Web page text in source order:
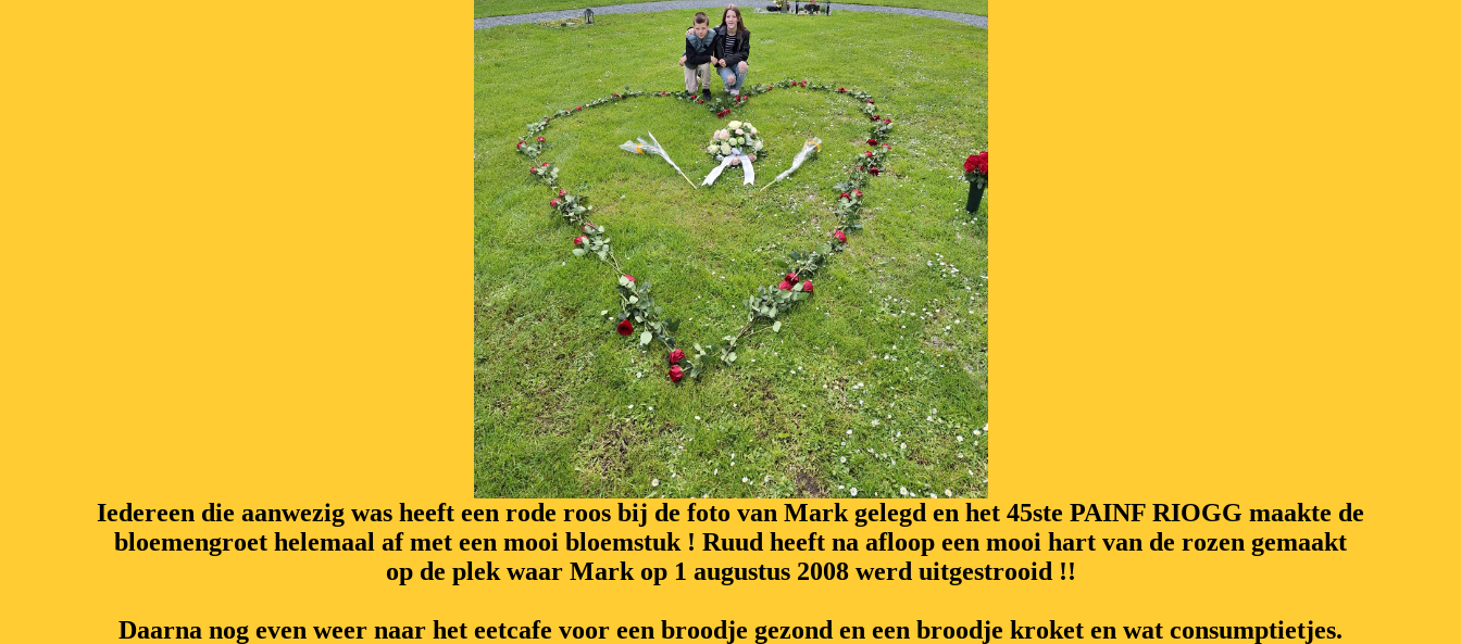
Iedereen die aanwezig was heeft een rode roos bij de foto van Mark gelegd en het 45ste PAINF RIOGG maakte de
bloemengroet helemaal af met een mooi bloemstuk ! Ruud heeft na afloop een mooi hart van de rozen gemaakt
op de plek waar Mark op 1 augustus 2008 werd uitgestrooid !!
Daarna nog even weer naar het eetcafe voor een broodje gezond en een broodje kroket en wat consumptietjes.